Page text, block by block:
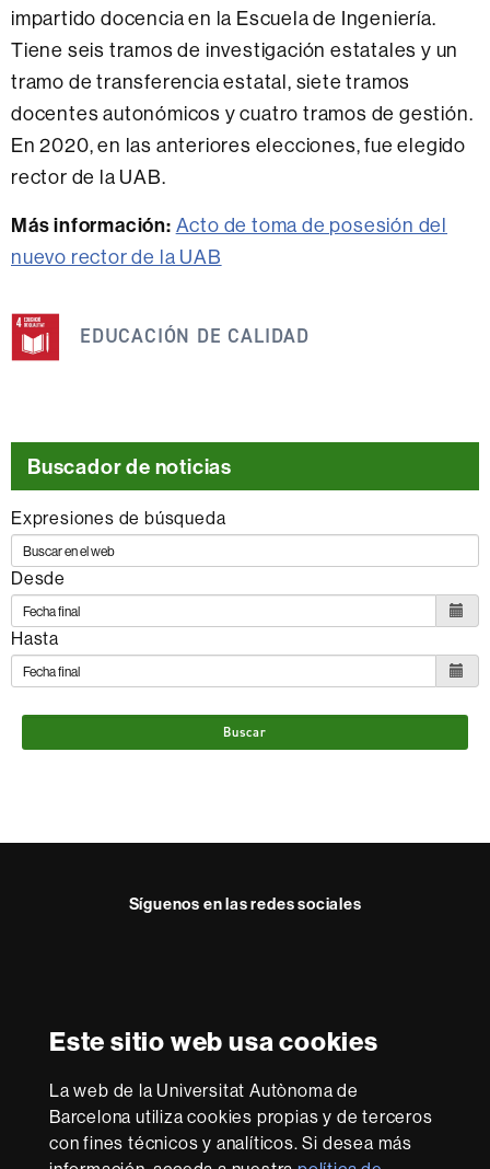
Este sitio web usa cookies
La web de la Universitat Autònoma de
Barcelona utiliza cookies propias y de terceros
con fines técnicos y analíticos. Si desea más
impartido docencia en la Escuela de Ingeniería.
Tiene seis tramos de investigación estatales y un
tramo de transferencia estatal, siete tramos
docentes autonómicos y cuatro tramos de gestión.
En 2020, en las anteriores elecciones, fue elegido
rector de la UAB.
Más información: Acto de toma de posesión del
nuevo rector de la UAB
noticia
se
de
los
siguientes
ODS
EDUCACIÓN DE CALIDAD
Buscador de noticias
Expresiones de búsqueda
Desde
Hasta
Buscar
Síguenos en las redes sociales
Excellence
Research
-
Euraxess
Con la financiación de